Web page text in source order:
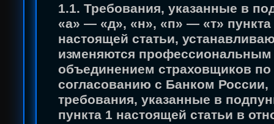
1.1. Требования, указанные в
«а» — «д», «н», «п» — «т» пункта
настоящей статьи,
изменяются профессиональным
объединением страховщиков по
согласованию с Банком России,
требования, указанные в
пункта 1 настоящей статьи в